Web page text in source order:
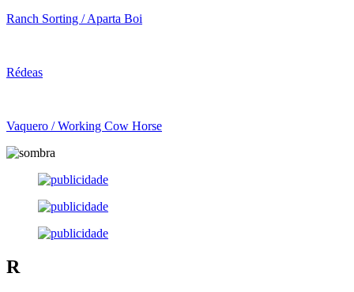
Ranch Sorting / Aparta Boi
Rédeas
Vaquero / Working Cow Horse
R